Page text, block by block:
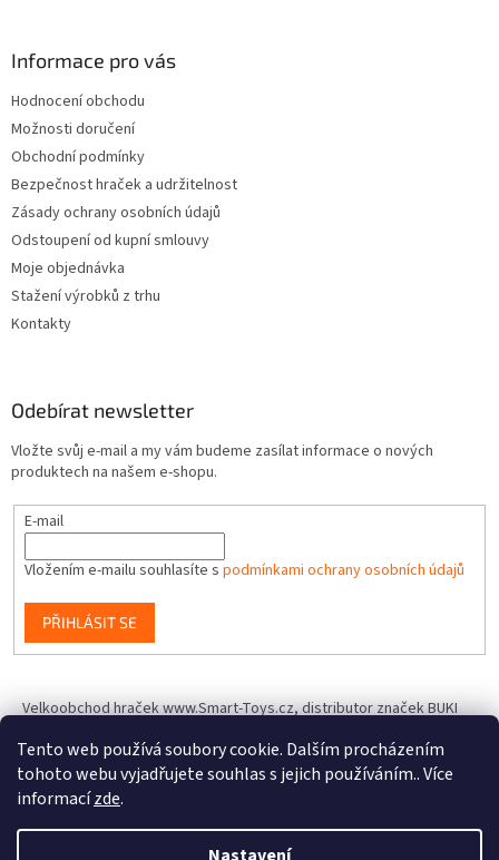
Tento web používá soubory cookie. Dalším procházením
tohoto webu vyjadřujete souhlas s jejich používáním.. Více
informacízde.
Informace pro vás
Hodnocení obchodu
Možnosti doručení
Obchodní podmínky
Bezpečnost hraček a udržitelnost
Zásady ochrany osobních údajů
Odstoupení od kupní smlouvy
Moje objednávka
Stažení výrobků z trhu
Kontakty
Odebírat newsletter
Vložte svůj e-mail a my vám budeme zasílat informace o nových
produktech na našem e-shopu.
E-mail
Vložením e-mailu souhlasíte s podmínkami ochrany osobních údajů
PŘIHLÁSIT SE
Velkoobchod hraček www.Smart-Toys.cz, distributor značek BUKI